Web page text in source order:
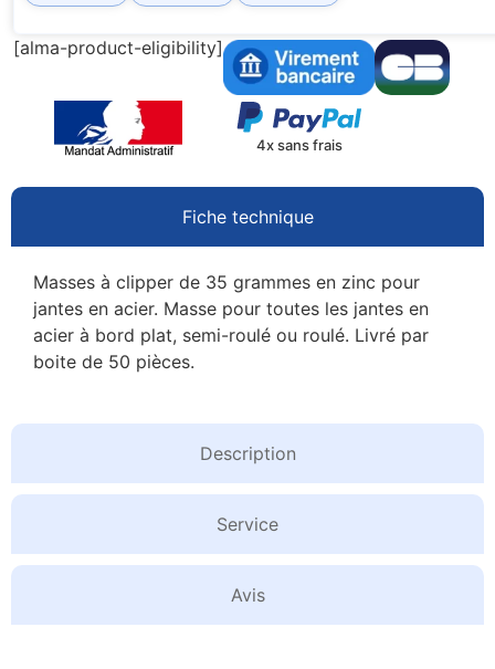
[alma-product-eligibility]
4x sans frais
Fiche technique
Description
Service
Avis
Masses à clipper de 35 grammes en zinc pour
jantes en acier. Masse pour toutes les jantes en
acier à bord plat, semi-roulé ou roulé. Livré par
boite de 50 pièces.